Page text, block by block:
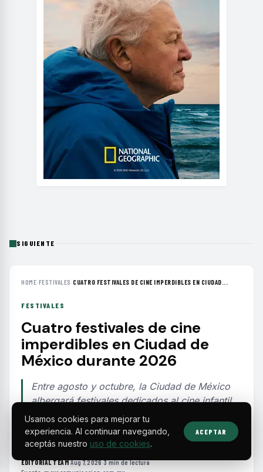
SIGUIENTE
HOME›FESTIVALES ›CUATRO FESTIVALES DE CINE IMPERDIBLES EN CIUDAD...
FESTIVALES
Cuatro festivales de cine
imperdibles en Ciudad de
México durante 2026
Entre agosto y octubre, la Ciudad de México
albergará festivales dedicados al cine infantil,
de género, alemán contemporáneo y de horror,
con actividades en múltiples sedes.
EDITORIAL TEAM·Aug 7, 2026·3 min de lectura·
Usamos cookies para mejorar tu
experiencia. Al continuar navegando,
aceptás nuestro uso de cookies.
ACEPTAR